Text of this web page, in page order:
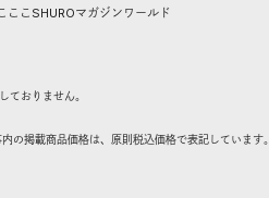
ここ SHUROマガジンワールド
ておりません。
の掲載商品価格は、原則税込価格で表記しています。